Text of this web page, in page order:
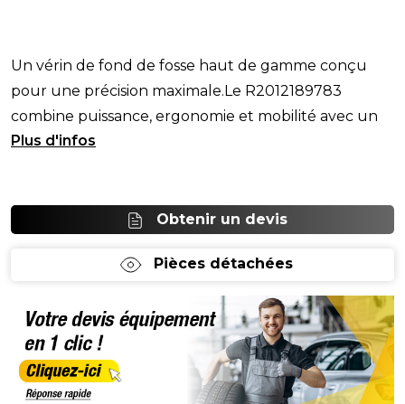
Un vérin de fond de fosse haut de gamme conçu
pour une précision maximale.Le R2012189783
combine puissance, ergonomie et mobilité avec un
systèm
Obtenir un devis
Pièces détachées